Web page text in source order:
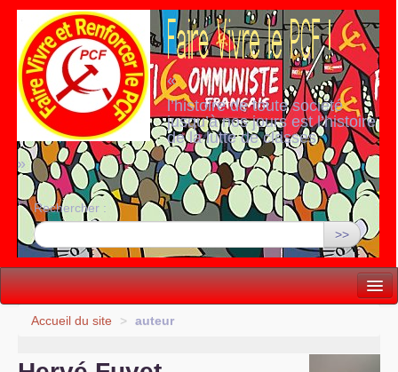
«
l’histoire de toute société
jusqu’à nos jours est l’histoire
de la lutte de classes
»
Rechercher :
>>
Vie politique
Accueil du site > auteur